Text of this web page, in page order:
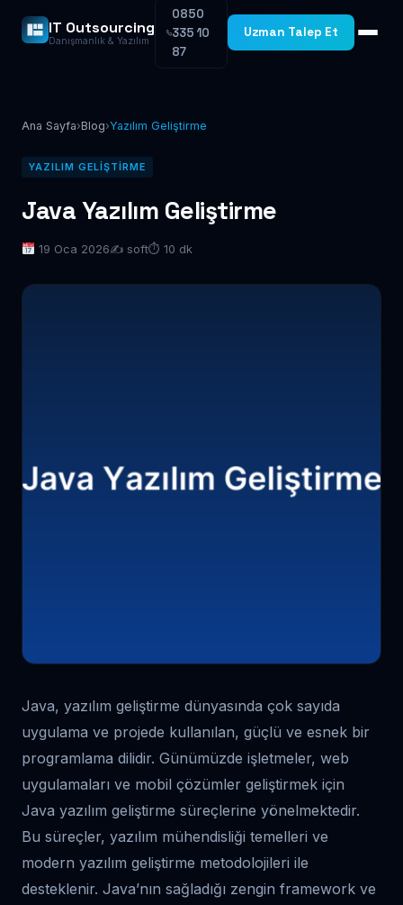
IT Outsourcing
Danışmanlık & Yazılım
0850
335 10
87
Uzman Talep Et
Ana Sayfa›Blog›Yazılım Geliştirme
YAZILIM GELIŞTIRME
Java Yazılım Geliştirme
19 Oca 2026✍️ soft⏱ 10 dk
Java, yazılım geliştirme dünyasında çok sayıda
uygulama ve projede kullanılan, güçlü ve esnek bir
programlama dilidir. Günümüzde işletmeler, web
uygulamaları ve mobil çözümler geliştirmek için
Java yazılım geliştirme süreçlerine yönelmektedir.
Bu süreçler, yazılım mühendisliği temelleri ve
modern yazılım geliştirme metodolojileri ile
desteklenir. Java’nın sağladığı zengin framework ve